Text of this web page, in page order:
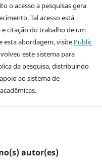
o acesso a pesquisas gera
Tal acesso está
citação do trabalho de um
esta abordagem, visite Public
este sistema para
da pesquisa, distribuindo
ao sistema de
autor(es)